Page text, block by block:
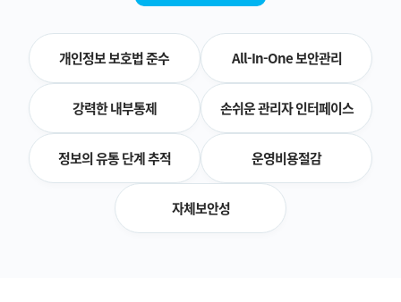
개인정보 보호법 준수 All-In-One 보안관리
강력한 내부통제 손쉬운 관리자 인터페이스
정보의 유통 단계 추적 운영비용절감
자체보안성